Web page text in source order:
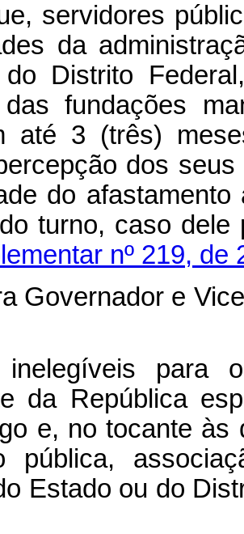
servidores
da
do Distrito
das fundações
até 3 (três)
dos
do
turno, caso
nº 219, de
Governador e
para
da República
e, no tocante às
pública,
Estado ou do